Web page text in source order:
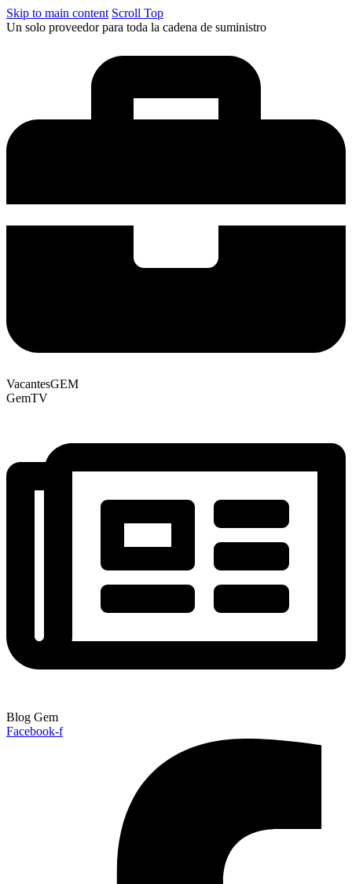
Skip to main content Scroll Top
Un solo proveedor para toda la cadena de suministro
VacantesGEM
GemTV
Blog Gem
Facebook-f